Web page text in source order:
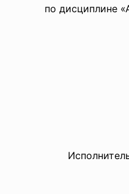
по дисциплине
Курс 5